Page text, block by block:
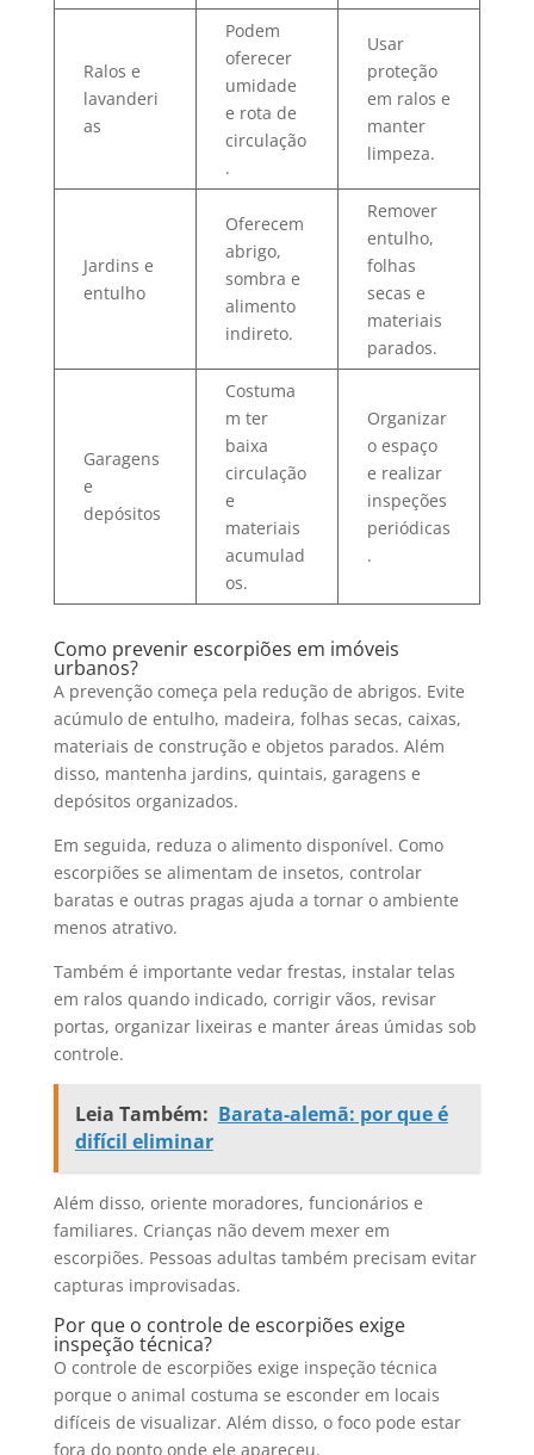
Ralos e
lavanderi
as
Podem
oferecer
umidade
e rota de
circulação
.
Usar
proteção
em ralos e
manter
limpeza.
Jardins e
entulho
Oferecem
abrigo,
sombra e
alimento
indireto.
Remover
entulho,
folhas
secas e
materiais
parados.
Garagens
e
depósitos
Costuma
m ter
baixa
circulação
e
materiais
acumulad
os.
Organizar
o espaço
e realizar
inspeções
periódicas
.
Como prevenir escorpiões em imóveis
urbanos?
A prevenção começa pela redução de abrigos. Evite
acúmulo de entulho, madeira, folhas secas, caixas,
materiais de construção e objetos parados. Além
disso, mantenha jardins, quintais, garagens e
depósitos organizados.
Em seguida, reduza o alimento disponível. Como
escorpiões se alimentam de insetos, controlar
baratas e outras pragas ajuda a tornar o ambiente
menos atrativo.
Também é importante vedar frestas, instalar telas
em ralos quando indicado, corrigir vãos, revisar
portas, organizar lixeiras e manter áreas úmidas sob
controle.
Leia Também: Barata-alemã: por que é
difícil eliminar
Além disso, oriente moradores, funcionários e
familiares. Crianças não devem mexer em
escorpiões. Pessoas adultas também precisam evitar
capturas improvisadas.
Por que o controle de escorpiões exige
inspeção técnica?
O controle de escorpiões exige inspeção técnica
porque o animal costuma se esconder em locais
difíceis de visualizar. Além disso, o foco pode estar
fora do ponto onde ele apareceu.